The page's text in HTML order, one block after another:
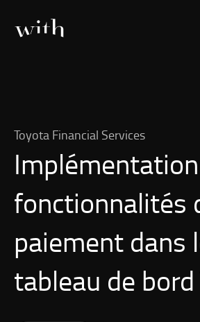
Toyota Financial Services
fonctionnalités
paiement dans
tableau de